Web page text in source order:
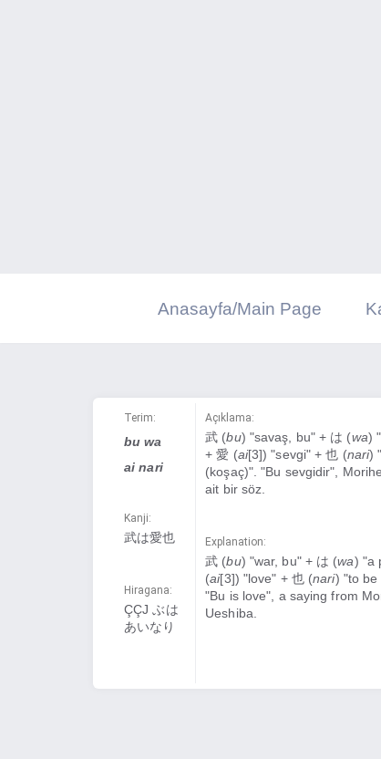
Anasayfa/Main Page
Terim:
bu wa
ai nari
Kanji:
武は愛也
Hiragana:
ÇÇJ ぶは
あいなり
Açıklama:
武 (bu) "savaş, bu" + は (wa)
+ 愛 (ai[3]) "sevgi" + 也 (nari)
(koşaç)". "Bu sevgidir",
ait bir söz.
Explanation:
武 (bu) "war, bu" + は (wa) "a
(ai[3]) "love" + 也 (nari) "to be
"Bu is love", a saying from
Ueshiba.